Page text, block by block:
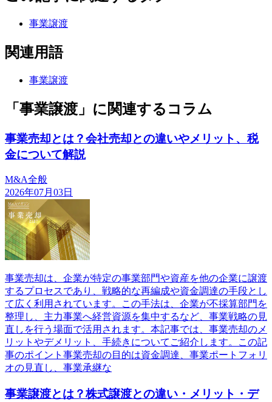
事業譲渡
関連用語
事業譲渡
「事業譲渡」に関連するコラム
事業売却とは？会社売却との違いやメリット、税
金について解説
M&A全般
2026年07月03日
事業売却は、企業が特定の事業部門や資産を他の企業に譲渡
するプロセスであり、戦略的な再編成や資金調達の手段とし
て広く利用されています。この手法は、企業が不採算部門を
整理し、主力事業へ経営資源を集中するなど、事業戦略の見
直しを行う場面で活用されます。本記事では、事業売却のメ
リットやデメリット、手続きについてご紹介します。この記
事のポイント事業売却の目的は資金調達、事業ポートフォリ
オの見直し、事業承継な
事業譲渡とは？株式譲渡との違い・メリット・デ